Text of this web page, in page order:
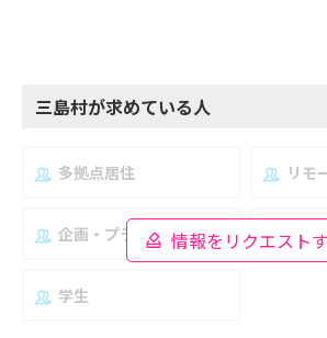
三島村が求めている人
情報をリクエスト
多拠点居住 リモ
企画・プランナー 夫婦
学生